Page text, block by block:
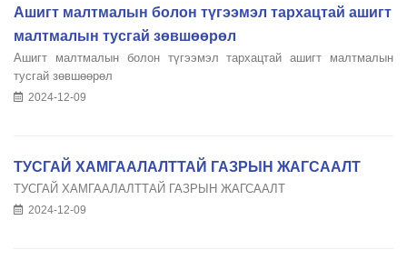
Ашигт малтмалын болон түгээмэл тархацтай ашигт
малтмалын тусгай зөвшөөрөл
Ашигт малтмалын болон түгээмэл тархацтай ашигт малтмалын
тусгай зөвшөөрөл
2024-12-09
ТУСГАЙ ХАМГААЛАЛТТАЙ ГАЗРЫН ЖАГСААЛТ
ТУСГАЙ ХАМГААЛАЛТТАЙ ГАЗРЫН ЖАГСААЛТ
2024-12-09